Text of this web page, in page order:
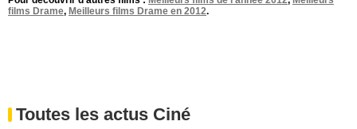
films Drame, Meilleurs films Drame en 2012.
Toutes les actus Ciné